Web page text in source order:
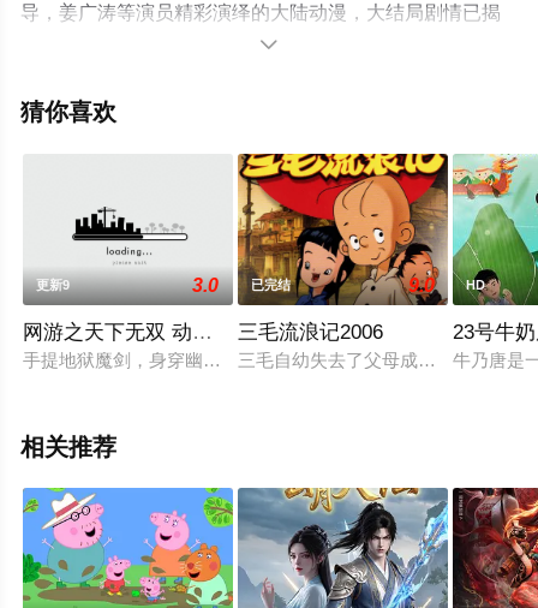
导，姜广涛等演员精彩演绎的大陆动漫，大结局剧情已揭
晓（1-52全集），手机免费观看高清未删减完整版动漫全
视猫或剧情网等平台了解。

猜你喜欢
更新9 3.0
网游之天下无双 动态漫画
手提地狱魔剑，身穿幽魂神光铠，头戴噬魂紫金盔，脚踏浮云
已完结 9.0
三毛流浪记2006
三毛自幼失去了父母成为了无家可归
HD
23号牛
牛乃唐是
相关推荐